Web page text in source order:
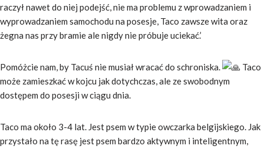
raczył nawet do niej podejść, nie ma problemu z wprowadzaniem i
wyprowadzaniem samochodu na posesje, Taco zawsze wita oraz
żegna nas przy bramie ale nigdy nie próbuje uciekać.’
Pomóżcie nam, by Tacuś nie musiał wracać do schroniska.
Taco
może zamieszkać w kojcu jak dotychczas, ale ze swobodnym
dostępem do posesji w ciągu dnia.
Taco ma około 3-4 lat. Jest psem w typie owczarka belgijskiego. Jak
przystało na tę rasę jest psem bardzo aktywnym i inteligentnym,